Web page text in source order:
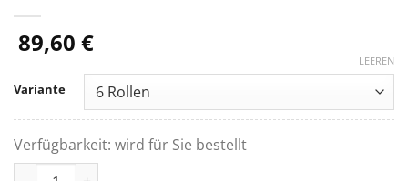
89,60 €
Variante
LEEREN
Verfügbarkeit: wird für Sie bestellt